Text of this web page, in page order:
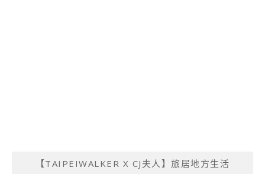
【TAIPEIWALKER X CJ夫人】旅居地方生活